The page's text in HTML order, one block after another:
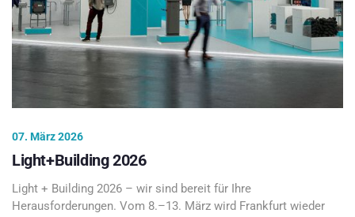
07. März 2026
Light+Building 2026
Light + Building 2026 – wir sind bereit für Ihre
Herausforderungen. Vom 8.–13. März wird Frankfurt wieder